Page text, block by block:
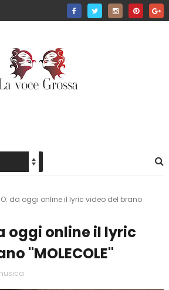
da oggi online il lyric video del brano
oggi online il lyric
"MOLECOLE"